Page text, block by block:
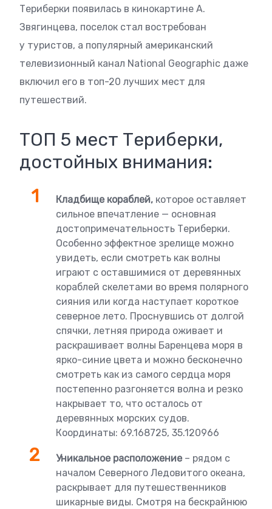
Териберки появилась в кинокартине А.
Звягинцева, поселок стал востребован
у туристов, а популярный американский
телевизионный канал National Geographic даже
включил его в топ-20 лучших мест для
путешествий.
ТОП 5 мест Териберки,
достойных внимания:
Кладбище кораблей, которое оставляет
сильное впечатление — основная
достопримечательность Териберки.
Особенно эффектное зрелище можно
увидеть, если смотреть как волны
играют с оставшимися от деревянных
кораблей скелетами во время полярного
сияния или когда наступает короткое
северное лето. Проснувшись от долгой
спячки, летняя природа оживает и
раскрашивает волны Баренцева моря в
ярко-синие цвета и можно бесконечно
смотреть как из самого сердца моря
постепенно разгоняется волна и резко
накрывает то, что осталось от
деревянных морских судов.
Координаты: 69.168725, 35.120966
Уникальное расположение – рядом с
началом Северного Ледовитого океана,
раскрывает для путешественников
шикарные виды. Смотря на бескрайнюю